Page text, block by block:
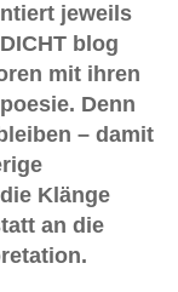
jeweils
blog
mit ihren
Denn
– damit
Klänge
an die